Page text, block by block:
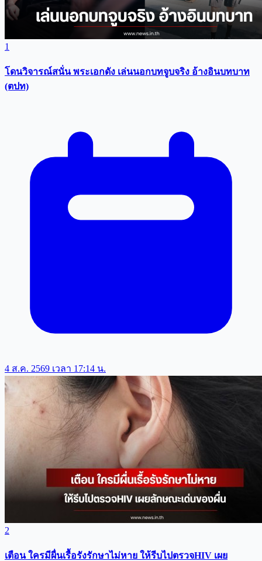
1
โดนวิจารณ์สนั่น พระเอกดัง เล่นนอกบทจูบจริง อ้างอินบทบาท
(ตปท)
4 ส.ค. 2569 เวลา 17:14 น.
2
เตือน ใครมีผื่นเรื้อรังรักษาไม่หาย ให้รีบไปตรวจHIV เผย